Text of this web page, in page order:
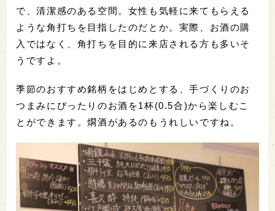
で、清潔感のある空間。女性も気軽に来てもらえる
ような角打ちを目指したのだとか。実際、お酒の購
入ではなく、角打ちを目的に来店される方も多いそ
うですよ。
季節のおすすめ銘柄をはじめとする、手づくりのお
つまみにぴったりのお酒を1杯(0.5合)から楽しむこ
とができます。燗酒があるのもうれしいですね。